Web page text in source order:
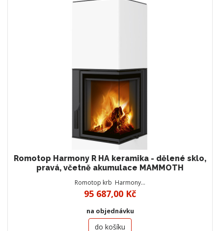
Romotop Harmony R HA keramika - dělené sklo,
pravá, včetně akumulace MAMMOTH
Romotop krb Harmony…
95 687,00 Kč
na objednávku
do košíku